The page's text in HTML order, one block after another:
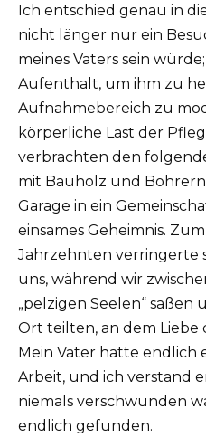
Ich entschied genau in
nicht länger nur ein
meines Vaters sein
Aufenthalt, um ihm zu
Aufnahmebereich zu
körperliche Last der
verbrachten den
mit Bauholz und
Garage in ein
einsames Geheimnis.
Jahrzehnten verringerte
uns, während wir
„pelzigen Seelen“ saßen
Ort teilten, an dem Liebe
Mein Vater hatte endlich
Arbeit, und ich verstand
niemals verschwunden
endlich gefunden.